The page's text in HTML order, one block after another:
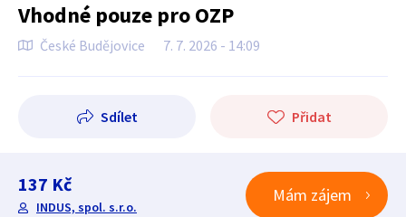
Vhodné pouze pro OZP
České Budějovice 7. 7. 2026 - 14:09
Sdílet Přidat
137 Kč
INDUS, spol. s.r.o.
Mám zájem